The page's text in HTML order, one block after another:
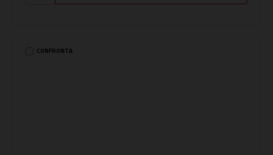
CONFRONTA